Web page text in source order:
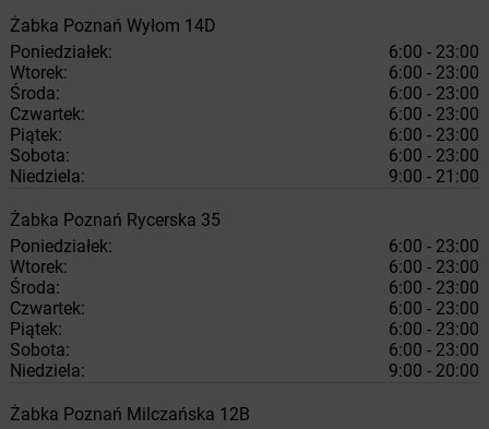
Żabka Poznań Wyłom 14D
Poniedziałek:
6:00 - 23:00
Wtorek:
6:00 - 23:00
Środa:
6:00 - 23:00
Czwartek:
6:00 - 23:00
Piątek:
6:00 - 23:00
Sobota:
6:00 - 23:00
Niedziela:
9:00 - 21:00
Żabka Poznań Rycerska 35
Poniedziałek:
6:00 - 23:00
Wtorek:
6:00 - 23:00
Środa:
6:00 - 23:00
Czwartek:
6:00 - 23:00
Piątek:
6:00 - 23:00
Sobota:
6:00 - 23:00
Niedziela:
9:00 - 20:00
Żabka Poznań Milczańska 12B